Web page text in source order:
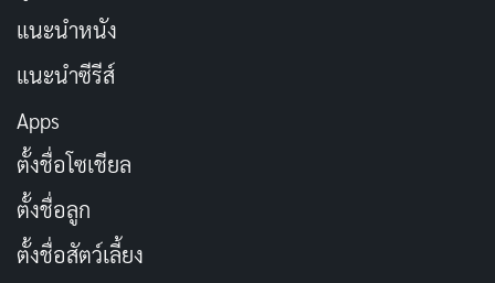
แนะนำหนัง
แนะนำซีรีส์
Apps
ตั้งชื่อโซเชียล
ตั้งชื่อลูก
ตั้งชื่อสัตว์เลี้ยง